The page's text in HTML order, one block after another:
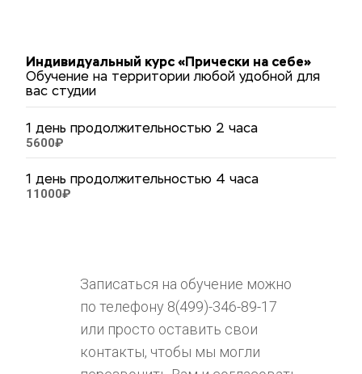
Индивидуальный курс «Прически на себе»
Обучение на территории любой удобной для
вас студии
1 день продолжительностью 2 часа
5600₽
1 день продолжительностью 4 часа
11000₽
Записаться на обучение можно
по телефону 8(499)-346-89-17
или просто оставить свои
контакты, чтобы мы могли